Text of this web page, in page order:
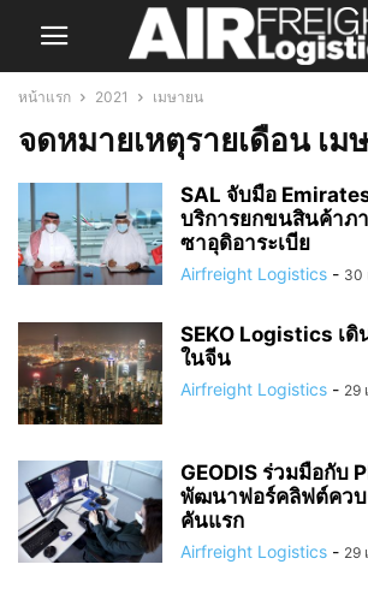
หน้าแรก 2021 เมษายน
จดหมายเหตุรายเดือน เม
SAL จับมือ
บริการยกขนสินค้าภ
ซาอุดิอาระเบีย
Airfreight Logistics - 30
SEKO Logistics เ
ในจีน
Airfreight Logistics - 29
GEODIS ร่วมมือกับ
พัฒนาฟอร์คลิฟต์ควบ
คันแรก
Airfreight Logistics - 29